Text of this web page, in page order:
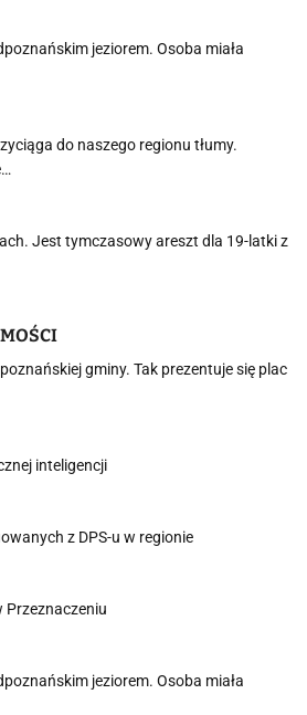
jeziorem. Osoba miała
do naszego regionu tłumy.
Jest tymczasowy areszt dla 19-latki z
gminy. Tak prezentuje się plac
inteligencji
z DPS-u w regionie
Przeznaczeniu
jeziorem. Osoba miała